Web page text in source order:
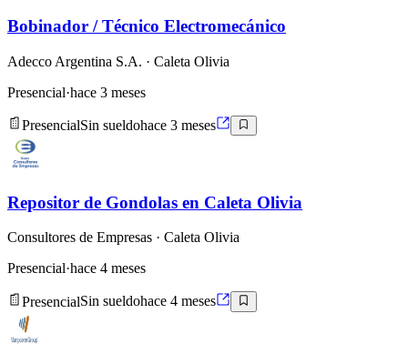
Bobinador / Técnico Electromecánico
Adecco Argentina S.A. · Caleta Olivia
Presencial·hace 3 meses
PresencialSin sueldohace 3 meses
Repositor de Gondolas en Caleta Olivia
Consultores de Empresas · Caleta Olivia
Presencial·hace 4 meses
PresencialSin sueldohace 4 meses